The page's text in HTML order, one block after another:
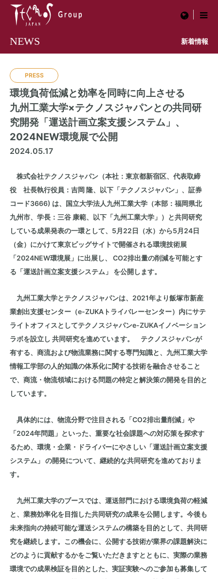
menu
NEWS 新着情報
PRESS
環境負荷低減と効率を同時に向上させる
九州工業大学×テクノスジャパンとの共同研
究開発「運送計画立案支援システム」、
2024NEW環境展で公開
2024.05.17
株式会社テクノスジャパン（本社：東京都新宿区、代表取締
役 社長執行役員：吉岡 隆、以下「テクノスジャパン」、証券
コード3666) は、国立大学法人九州工業大学（本部：福岡県北
九州市、学長：三谷 康範、以下「九州工業大学」）と共同研究
している成果発表の一環として、 5月22日（水）から5月24日
（金）にかけて東京ビッグサイトで開催される環境技術展
「2024NEW環境展 」に出展し、 CO2排出量の削減を可能とす
る「運送計画立案支援システム」 を公開します。
九州工業大学とテクノスジャパンは、2021年より飯塚市新産
業創出支援センター（e-ZUKAトライバレーセンター）内にサテ
ライトオフィスとしてテクノスジャパンe-ZUKAイノベーション
ラボを設立し 共同研究を進めています。 テクノスジャパンが
有する、商流および物流業務に関する専門知識と、九州工業大学
情報工学部の人的知識の体系化に関する技術を融合させること
で、商流・物流領域における問題の特定と解決策の開発を目的と
しています。
具体的には、物流分野で注目される 「CO2排出量削減」や
「2024年問題」 といった、重要な社会課題への対応策を探求す
るため、環境・企業・ドライバーにやさしい「運送計画立案支援
システム」 の開発について、継続的な共同研究を進めておりま
す。
九州工業大学のブースでは、運送部門における環境負荷の軽減
と、業務効率化を目指した共同研究の成果を公開します。今後も
未来指向の持続可能な運送システムの構築を目的として、共同研
究を継続します。この機会に、公開する技術が業界の課題解決に
どのように貢献するかをご覧いただきますとともに、実際の業務
環境での成果検証を目的とした、実証実験へのご参加も募集して